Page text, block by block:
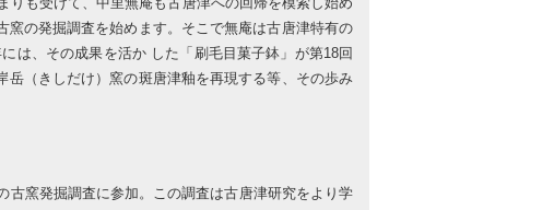
窯の発掘調査を始めます。そこで無庵は古唐津特有の
は、その成果を活か した「刷毛目菓子鉢」が第18回
（きしだけ）窯の斑唐津釉を再現する等、その歩み
古窯発掘調査に参加。この調査は古唐津研究をより学